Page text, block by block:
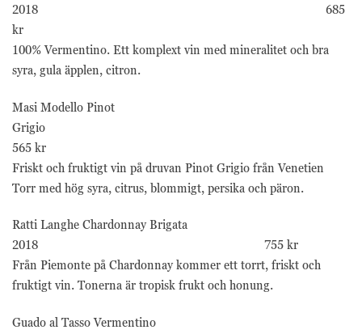
2018 685
kr
100% Vermentino. Ett komplext vin med mineralitet och bra
syra, gula äpplen, citron.
Masi Modello Pinot
Grigio
565 kr
Friskt och fruktigt vin på druvan Pinot Grigio från Venetien
Torr med hög syra, citrus, blommigt, persika och päron.
Ratti Langhe Chardonnay Brigata
2018 755 kr
Från Piemonte på Chardonnay kommer ett torrt, friskt och
fruktigt vin. Tonerna är tropisk frukt och honung.
Guado al Tasso Vermentino